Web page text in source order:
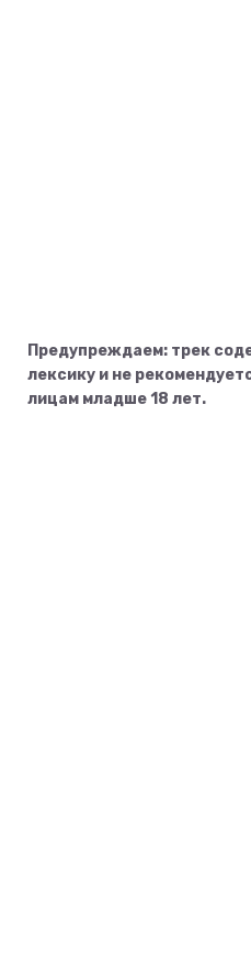
Предупреждаем: трек
лексику и не
лицам младше 18 лет.